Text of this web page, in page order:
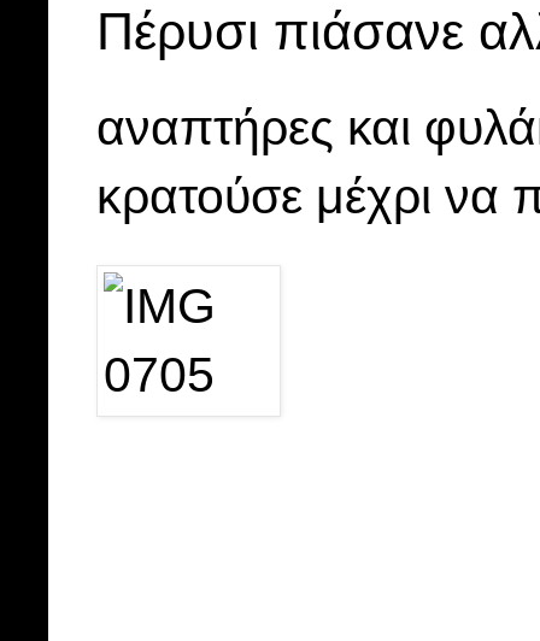
Πέρυσι πιάσανε
αναπτήρες και
κρατούσε μέχρι να